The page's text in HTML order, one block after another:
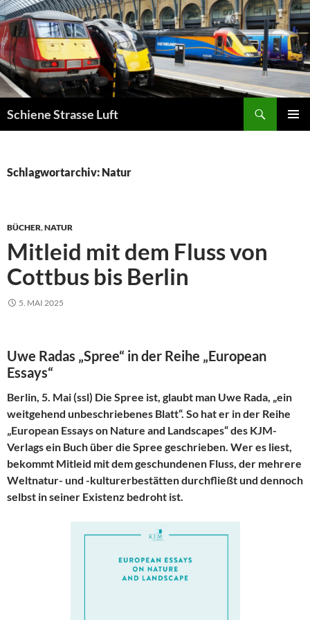
Zum
Inhalt
springen
Schiene Strasse Luft
Schlagwortarchiv: Natur
BÜCHER,NATUR
Mitleid mit dem Fluss von
Cottbus bis Berlin
5. MAI 2025
Uwe Radas „Spree“ in der Reihe „European
Essays“
Berlin, 5. Mai (ssl) Die Spree ist, glaubt man Uwe Rada, „ein
weitgehend unbeschriebenes Blatt“. So hat er in der Reihe
„European Essays on Nature and Landscapes“ des KJM-
Verlags ein Buch über die Spree geschrieben. Wer es liest,
bekommt Mitleid mit dem geschundenen Fluss, der mehrere
Weltnatur- und -kulturerbestätten durchfließt und dennoch
selbst in seiner Existenz bedroht ist.